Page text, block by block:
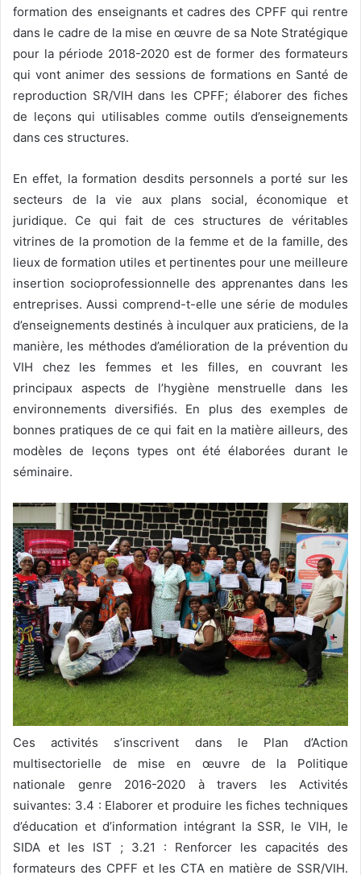
formation des enseignants et cadres des CPFF qui rentre
dans le cadre de la mise en œuvre de sa Note Stratégique
pour la période 2018-2020 est de former des formateurs
qui vont animer des sessions de formations en Santé de
reproduction SR/VIH dans les CPFF; élaborer des fiches
de leçons qui utilisables comme outils d’enseignements
dans ces structures.
En effet, la formation desdits personnels a porté sur les
secteurs de la vie aux plans social, économique et
juridique. Ce qui fait de ces structures de véritables
vitrines de la promotion de la femme et de la famille, des
lieux de formation utiles et pertinentes pour une meilleure
insertion socioprofessionnelle des apprenantes dans les
entreprises. Aussi comprend-t-elle une série de modules
d’enseignements destinés à inculquer aux praticiens, de la
manière, les méthodes d’amélioration de la prévention du
VIH chez les femmes et les filles, en couvrant les
principaux aspects de l’hygiène menstruelle dans les
environnements diversifiés. En plus des exemples de
bonnes pratiques de ce qui fait en la matière ailleurs, des
modèles de leçons types ont été élaborées durant le
séminaire.
Ces activités s’inscrivent dans le Plan d’Action
multisectorielle de mise en œuvre de la Politique
nationale genre 2016-2020 à travers les Activités
suivantes: 3.4 : Elaborer et produire les fiches techniques
d’éducation et d’information intégrant la SSR, le VIH, le
SIDA et les IST ; 3.21 : Renforcer les capacités des
formateurs des CPFF et les CTA en matière de SSR/VIH.